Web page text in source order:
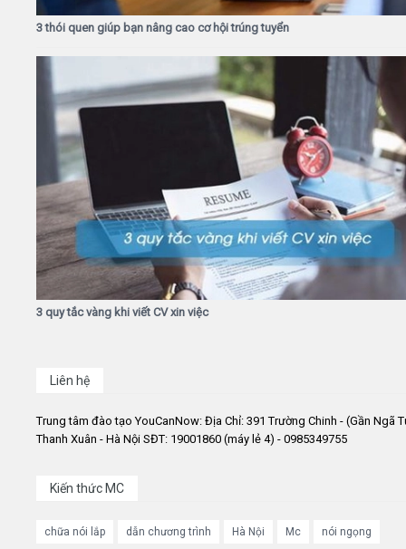
3 thói quen giúp bạn nâng cao cơ hội trúng tuyển
3 quy tắc vàng khi viết CV xin việc
Liên hệ
Trung tâm đào tạo YouCanNow: Địa Chỉ: 391 Trường Chinh - (Gần Ngã
Thanh Xuân - Hà Nội SĐT: 19001860 (máy lẻ 4) - 0985349755
Kiến thức MC
chữa nói lắp dẫn chương trình Hà Nội Mc nói ngọng